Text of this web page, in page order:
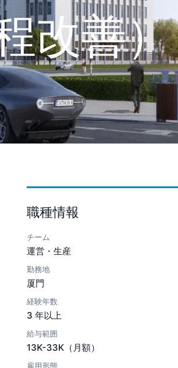
改善）
職種情報
チーム
運営・生産
勤務地
厦門
経験年数
3 年以上
給与範囲
13K-33K（月額）
雇用形態